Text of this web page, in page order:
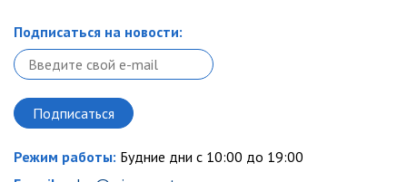
Подписаться на новости:
Режим работы: Будние дни с 10:00 до 19:00